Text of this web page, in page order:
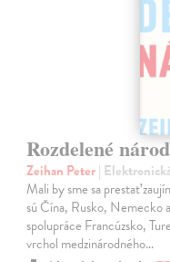
Rozdelené
Zeihan Peter|
Mali by sme sa prestať
sú Čína, Rusko, Nemecko
spolupráce Francúzsko,
vrchol medzinárodného…